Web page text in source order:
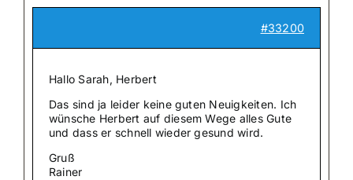
#33200
Hallo Sarah, Herbert
Das sind ja leider keine guten Neuigkeiten. Ich
wünsche Herbert auf diesem Wege alles Gute
und dass er schnell wieder gesund wird.
Gruß
Rainer